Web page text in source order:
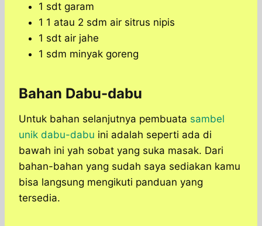
1 sdt garam
1 1 atau 2 sdm air sitrus nipis
1 sdt air jahe
1 sdm minyak goreng
Bahan Dabu-dabu
Untuk bahan selanjutnya pembuata sambel
unik dabu-dabu ini adalah seperti ada di
bawah ini yah sobat yang suka masak. Dari
bahan-bahan yang sudah saya sediakan kamu
bisa langsung mengikuti panduan yang
tersedia.